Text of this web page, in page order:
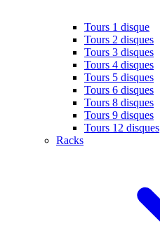
Tours 1 disque
Tours 2 disques
Tours 3 disques
Tours 4 disques
Tours 5 disques
Tours 6 disques
Tours 8 disques
Tours 9 disques
Tours 12 disques
Racks